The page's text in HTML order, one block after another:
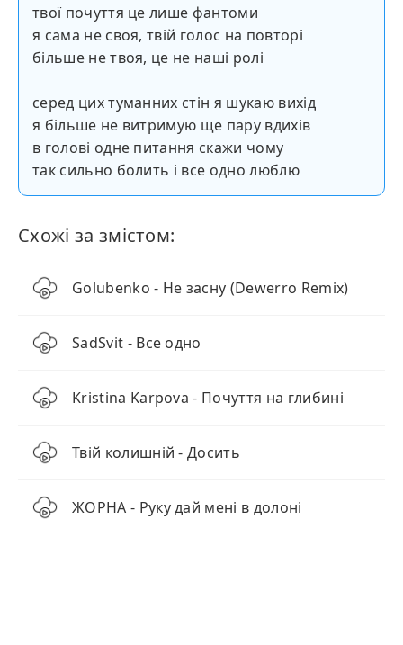
твої почуття це лише фантоми
я сама не своя, твій голос на повторі
більше не твоя, це не наші ролі
серед цих туманних стін я шукаю вихід
я більше не витримую ще пару вдихів
в голові одне питання скажи чому
так сильно болить і все одно люблю
Схожі за змістом:
Golubenko - Не засну (Dewerro Remix)
SadSvit - Все одно
Kristina Karpova - Почуття на глибині
Твій колишній - Досить
ЖОРНА - Руку дай мені в долоні